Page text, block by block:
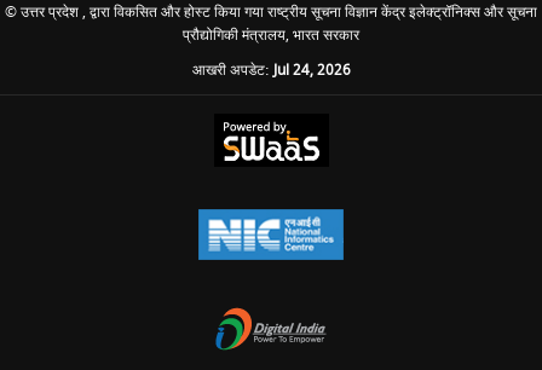
© उत्तर प्रदेश , द्वारा विकसित और होस्ट किया गया राष्ट्रीय सूचना विज्ञान केंद्र इलेक्ट्रॉनिक्स और सूचना
प्रौद्योगिकी मंत्रालय, भारत सरकार
आखरी अपडेट:Jul 24, 2026